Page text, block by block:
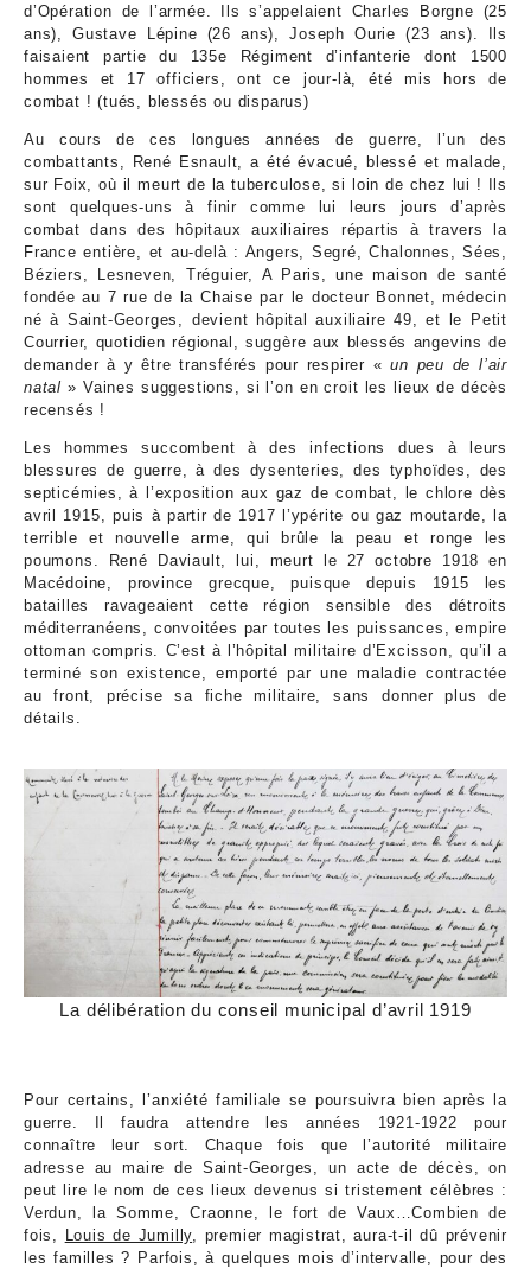
La délibération du conseil municipal d’avril 1919
d’Opération de l’armée. Ils s’appelaient Charles Borgne (25
ans), Gustave Lépine (26 ans), Joseph Ourie (23 ans). Ils
faisaient partie du 135e Régiment d’infanterie dont 1500
hommes et 17 officiers, ont ce jour-là, été mis hors de
combat ! (tués, blessés ou disparus)
Au cours de ces longues années de guerre, l’un des
combattants, René Esnault, a été évacué, blessé et malade,
sur Foix, où il meurt de la tuberculose, si loin de chez lui ! Ils
sont quelques-uns à finir comme lui leurs jours d’après
combat dans des hôpitaux auxiliaires répartis à travers la
France entière, et au-delà : Angers, Segré, Chalonnes, Sées,
Béziers, Lesneven, Tréguier, A Paris, une maison de santé
fondée au 7 rue de la Chaise par le docteur Bonnet, médecin
né à Saint-Georges, devient hôpital auxiliaire 49, et le Petit
Courrier, quotidien régional, suggère aux blessés angevins de
demander à y être transférés pour respirer «un peu de l’air
natal » Vaines suggestions, si l’on en croit les lieux de décès
recensés !
Les hommes succombent à des infections dues à leurs
blessures de guerre, à des dysenteries, des typhoïdes, des
septicémies, à l’exposition aux gaz de combat, le chlore dès
avril 1915, puis à partir de 1917 l’ypérite ou gaz moutarde, la
terrible et nouvelle arme, qui brûle la peau et ronge les
poumons. René Daviault, lui, meurt le 27 octobre 1918 en
Macédoine, province grecque, puisque depuis 1915 les
batailles ravageaient cette région sensible des détroits
méditerranéens, convoitées par toutes les puissances, empire
ottoman compris. C’est à l’hôpital militaire d’Excisson, qu’il a
terminé son existence, emporté par une maladie contractée
au front, précise sa fiche militaire, sans donner plus de
détails.
Pour certains, l’anxiété familiale se poursuivra bien après la
guerre. Il faudra attendre les années 1921-1922 pour
connaître leur sort. Chaque fois que l’autorité militaire
adresse au maire de Saint-Georges, un acte de décès, on
peut lire le nom de ces lieux devenus si tristement célèbres :
Verdun, la Somme, Craonne, le fort de Vaux…Combien de
fois,
Louis de Jumilly , premier magistrat, aura-t-il dû prévenir
les familles ? Parfois, à quelques mois d’intervalle, pour des